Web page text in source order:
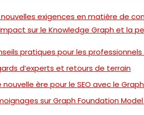
nouvelles exigences en matière de
sur le Knowledge Graph et la
pratiques pour les professionnels
d’experts et retours de terrain
nouvelle ère pour le SEO avec le
sur Graph Foundation